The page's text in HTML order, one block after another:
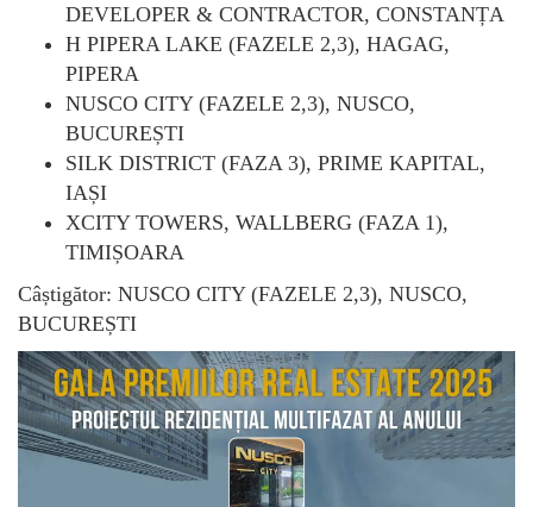
DEVELOPER & CONTRACTOR, CONSTANȚA
H PIPERA LAKE (FAZELE 2,3), HAGAG,
PIPERA
NUSCO CITY (FAZELE 2,3), NUSCO,
BUCUREȘTI
SILK DISTRICT (FAZA 3), PRIME KAPITAL,
IAȘI
XCITY TOWERS, WALLBERG (FAZA 1),
TIMIȘOARA
Câștigător: NUSCO CITY (FAZELE 2,3), NUSCO,
BUCUREȘTI